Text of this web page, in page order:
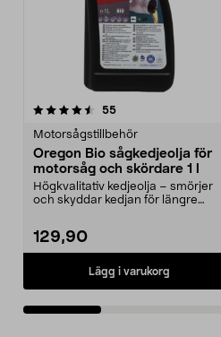
55recensioner
Motorsågstillbehör
Oregon Bio sågkedjeolja för
motorsåg och skördare 1 l
Högkvalitativ kedjeolja – smörjer
och skyddar kedjan för längre
129,90
Lägg i varukorg
4.5 av 5 stjärnor